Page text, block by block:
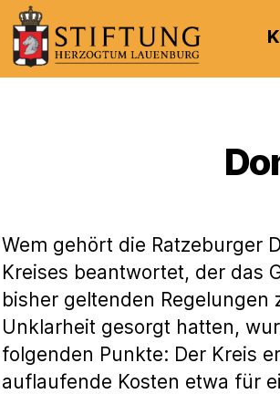
Kulturportal
Wem gehört die Ratzeburger
Kreises beantwortet, der das
bisher geltenden
Unklarheit gesorgt hatten,
folgenden Punkte: Der Kreis
auflaufende Kosten etwa für